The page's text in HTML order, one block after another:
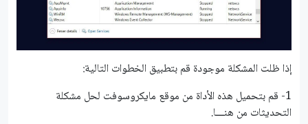
إذا ظلت المشكلة موجودة قم بتطبيق الخطوات التالية:
1- قم بتحميل هذه الأداة من موقع مايكروسوفت لحل مشكلة
التحديثات من هنـــا.